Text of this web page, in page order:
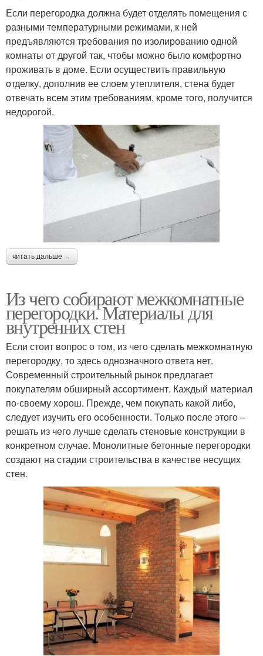
Если перегородка должна будет отделять помещения с
разными температурными режимами, к ней
предъявляются требования по изолированию одной
комнаты от другой так, чтобы можно было комфортно
проживать в доме. Если осуществить правильную
отделку, дополнив ее слоем утеплителя, стена будет
отвечать всем этим требованиям, кроме того, получится
недорогой.
читать дальше →
Из чего собирают межкомнатные
перегородки. Материалы для
внутренних стен
Если стоит вопрос о том, из чего сделать межкомнатную
перегородку, то здесь однозначного ответа нет.
Современный строительный рынок предлагает
покупателям обширный ассортимент. Каждый материал
по-своему хорош. Прежде, чем покупать какой либо,
следует изучить его особенности. Только после этого –
решать из чего лучше сделать стеновые конструкции в
конкретном случае. Монолитные бетонные перегородки
создают на стадии строительства в качестве несущих
стен.